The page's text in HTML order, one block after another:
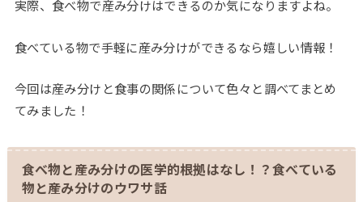
実際、食べ物で産み分けはできるのか気になりますよね。
食べている物で手軽に産み分けができるなら嬉しい情報！
今回は産み分けと食事の関係について色々と調べてまとめ
てみました！
食べ物と産み分けの医学的根拠はなし！？食べている
物と産み分けのウワサ話